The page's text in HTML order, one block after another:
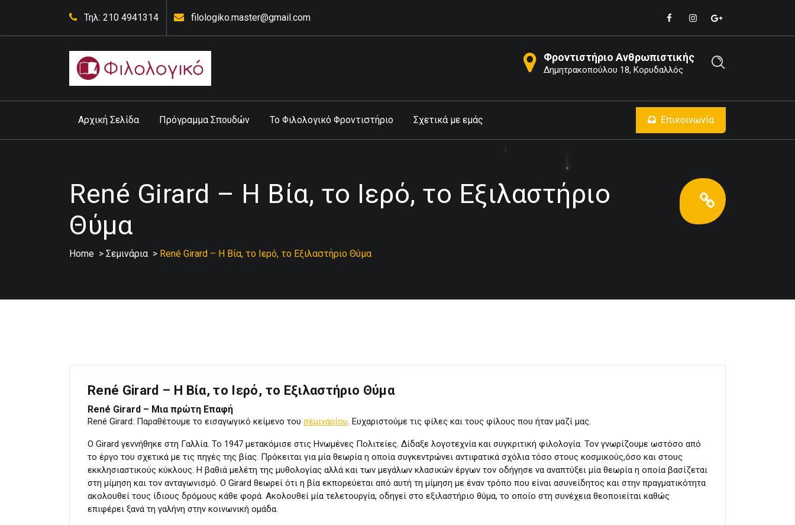
Τηλ: 210 4941314 filologiko.master@gmail.com
Φροντιστήριο Ανθρωπιστικής
Δημητρακοπούλου 18, Κορυδαλλός
Αρχική Σελίδα Πρόγραμμα Σπουδών Το Φιλολογικό Φροντιστήριο Σχετικά με εμάς Επικοινωνία
René Girard – Η Βία, το Ιερό, το Εξιλαστήριο
Θύμα
Home > Σεμινάρια > René Girard – Η Βία, το Ιερό, το Εξιλαστήριο Θύμα
René Girard – Η Βία, το Ιερό, το Εξιλαστήριο Θύμα
René Girard – Μια πρώτη Επαφή
René Girard: Παραθέτουμε το εισαγωγικό κείμενο του σεμιναρίου. Ευχαριστούμε τις φίλες και τους φίλους που ήταν μαζί μας.
Ο Girard γεννήθηκε στη Γαλλία. Το 1947 μετακόμισε στις Ηνωμένες Πολιτείες. Δίδαξε λογοτεχνία και συγκριτική φιλολογία. Τον γνωρίζουμε ωστόσο από
το έργο του σχετικά με τις πηγές της βίας. Πρόκειται για μία θεωρία η οποία συγκεντρώνει αντιφατικά σχόλια τόσο στους κοσμικούς,όσο και στους
εκκλησιαστικούς κύκλους. Η βαθιά μελέτη της μυθολογίας αλλά και των μεγάλων κλασικών έργων τον οδήγησε να αναπτύξει μία θεωρία η οποία βασίζεται
στη μίμηση και τον ανταγωνισμό. Ο Girard θεωρεί ότι η βία εκπορεύεται από αυτή τη μίμηση με έναν τρόπο που είναι ασυνείδητος και στην πραγματικότητα
ακολουθεί τους ίδιους δρόμους κάθε φορά. Ακολουθεί μία τελετουργία, οδηγεί στο εξιλαστήριο θύμα, το οποίο στη συνέχεια θεοποιείται καθώς
επιφέρει ξανά τη γαλήνη στην κοινωνική ομάδα.